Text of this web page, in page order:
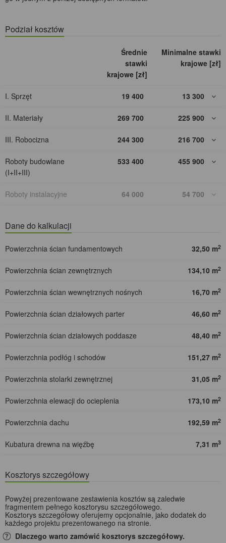
Podział kosztów
Średnie
stawki
krajowe [zł]
Minimalne stawki
krajowe [zł]
I. Sprzęt 19 400 13 300
II. Materiały 269 700 225 900
III. Robocizna 244 300 216 700
Roboty budowlane
(I+II+III)
533 400 455 900
Roboty instalacyjne 64 000 54 700
Dane do kalkulacji
Powierzchnia ścian fundamentowych 32,50 m2
Powierzchnia ścian zewnętrznych 134,10 m2
Powierzchnia ścian wewnętrznych nośnych 16,70 m2
Powierzchnia ścian działowych parter 46,60 m2
Powierzchnia ścian działowych poddasze 48,40 m2
Powierzchnia podłóg i schodów 151,27 m2
Powierzchnia stolarki zewnętrznej 31,05 m2
Powierzchnia elewacji do ocieplenia 173,10 m2
Powierzchnia dachu 192,59 m2
Kubatura drewna na więźbę 7,31 m3
Kosztorys szczegółowy
Powyżej prezentowane zestawienia kosztów są zaledwie
fragmentem pełnego kosztorysu szczegółowego.
Kosztorys szczegółowy oferujemy opcjonalnie, jako dodatek do
każdego projektu prezentowanego na stronie.
Dlaczego warto zamówić kosztorys szczegółowy.